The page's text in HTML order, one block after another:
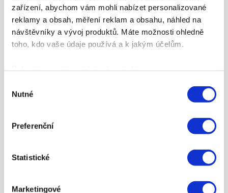
zařízení, abychom vám mohli nabízet personalizované
reklamy a obsah, měření reklam a obsahu, náhled na
návštěvníky a vývoj produktů. Máte možnosti ohledně
toho, kdo vaše údaje používá a k jakým účelům.
poloze, které mohou být přesné na několik metrů
skenování pro konkrétní charakteristiky (otisk prstu)
Zjistěte více o tom, jak zpracováváme vaše osobní
Svůj souhlas můžete kdykoliv změnit nebo odvolat v
souhlasu
Nutné
Preferenční
Statistické
Marketingové
Majitelům účtu Disney+ bylo doporučeno používat
pro své účty jedinečná a složitá hesla.
To sice nezabrání malwarům (=škodlivý software
běžným hackerům získat přístup k účtům